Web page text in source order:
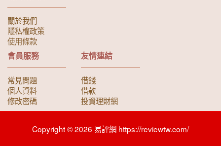
關於我們
隱私權政策
使用條款
會員服務
常見問題
個人資料
修改密碼
友情連結
借錢
借款
投資理財網
Copyright © 2026 易評網 https://reviewtw.com/